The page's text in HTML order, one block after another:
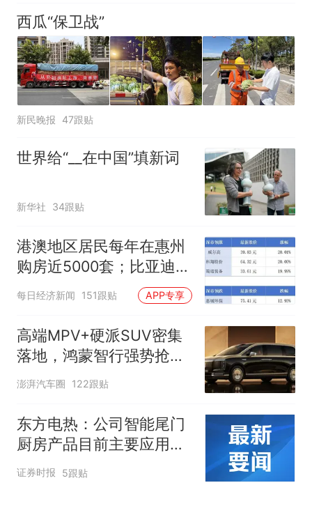
时
西瓜“保卫战”
新民晚报 47跟贴
世界给“__在中国”填新词
新华社 34跟贴
港澳地区居民每年在惠州
购房近5000套；比亚迪销
量跻身全球车企第六丨大
每日经济新闻 151跟贴 APP专享
高端MPV+硬派SUV密集
落地，鸿蒙智行强势抢占
自主高端市场制高点
澎湃汽车圈 122跟贴
东方电热：公司智能尾门
厨房产品目前主要应用于
享界G9
证券时报 5跟贴